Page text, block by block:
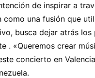
de inspirar a
como una fusión que
busca dejar atrás
. «Queremos crear
concierto en